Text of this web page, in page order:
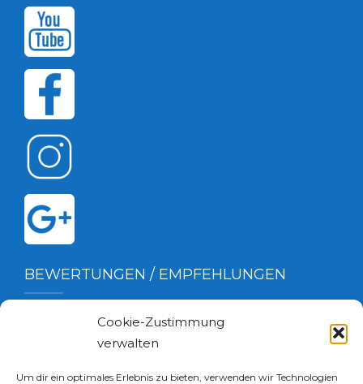
Cookie-Zustimmung
verwalten
Um dir ein optimales Erlebnis zu bieten, verwenden wir Technologien
BEWERTUNGEN / EMPFEHLUNGEN